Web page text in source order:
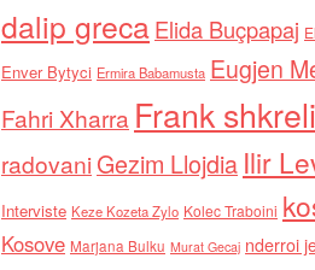
dalip grecaElida Buçpapaj
Enver Bytyci Ermira Babamusta Eugjen
Fahri Xharra Frank shkreli
radovaniGezim Llojdia Ilir
Interviste Keze Kozeta Zylo Kolec Traboini
Kosove Marjana Bulku Murat Gecaj nderroi